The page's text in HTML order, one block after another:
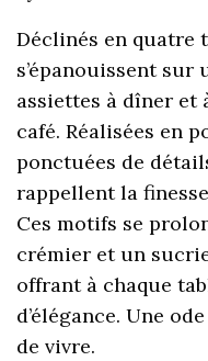
Déclinés en quatre
s’épanouissent sur
assiettes à dîner et
café. Réalisées en
ponctuées de
rappellent la
Ces motifs se
crémier et un
offrant à chaque
d’élégance. Une
de vivre.